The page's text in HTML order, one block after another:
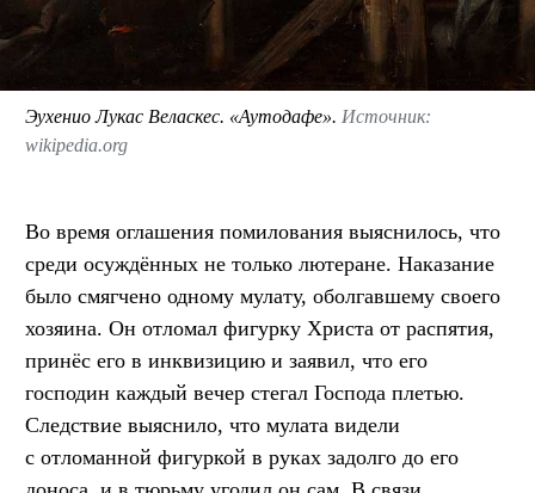
Эухенио Лукас Веласкес. «Аутодафе». Источник:
wikipedia.org
Во время оглашения помилования выяснилось, что
среди осуждённых не только лютеране. Наказание
было смягчено одному мулату, оболгавшему своего
хозяина. Он отломал фигурку Христа от распятия,
принёс его в инквизицию и заявил, что его
господин каждый вечер стегал Господа плетью.
Следствие выяснило, что мулата видели
с отломанной фигуркой в руках задолго до его